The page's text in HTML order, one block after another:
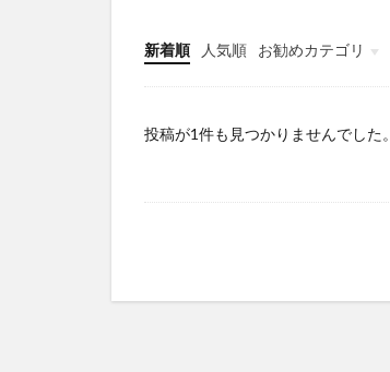
新着順 人気順
お勧めカテゴリ
Infomation
投稿が1件も見つかりませんでした。